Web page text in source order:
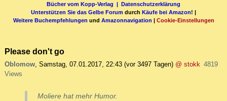
Bücher vom Kopp-Verlag | Datenschutzerklärung
Unterstützen Sie das Gelbe Forum durch Käufe bei Amazon! |
Weitere Buchempfehlungen und Amazonnavigation | Cookie-Einstellungen
Please don't go
Oblomow, Samstag, 07.01.2017, 22:43 (vor 3497 Tagen) @ stokk 4819
Views
Moliere hat mehr Humor.